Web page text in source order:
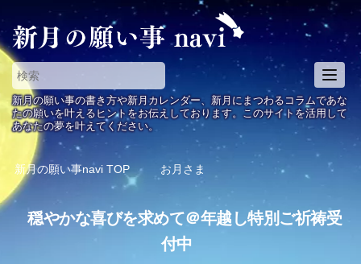
T
o
g
g
e
v
新月の願い事の書き方や新月カレンダー、新月にまつわるコラムであな
たの願いを叶えるヒントをお伝えしております。このサイトを活用して
あなたの夢を叶えてください。
新月の願い事navi TOP お月さま
穏やかな喜びを求めて＠年越し特別ご祈祷受
付中